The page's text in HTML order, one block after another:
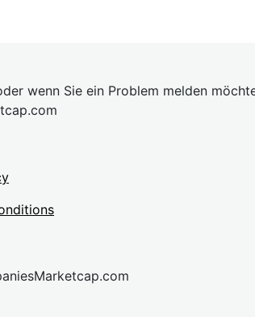
wenn Sie ein Problem melden
cap.com